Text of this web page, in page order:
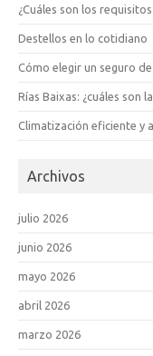
¿Cuáles son los
Destellos en lo cotidiano
Cómo elegir un seguro
Rías Baixas: ¿cuáles son
Climatización eficiente y
Archivos
julio 2026
junio 2026
mayo 2026
abril 2026
marzo 2026